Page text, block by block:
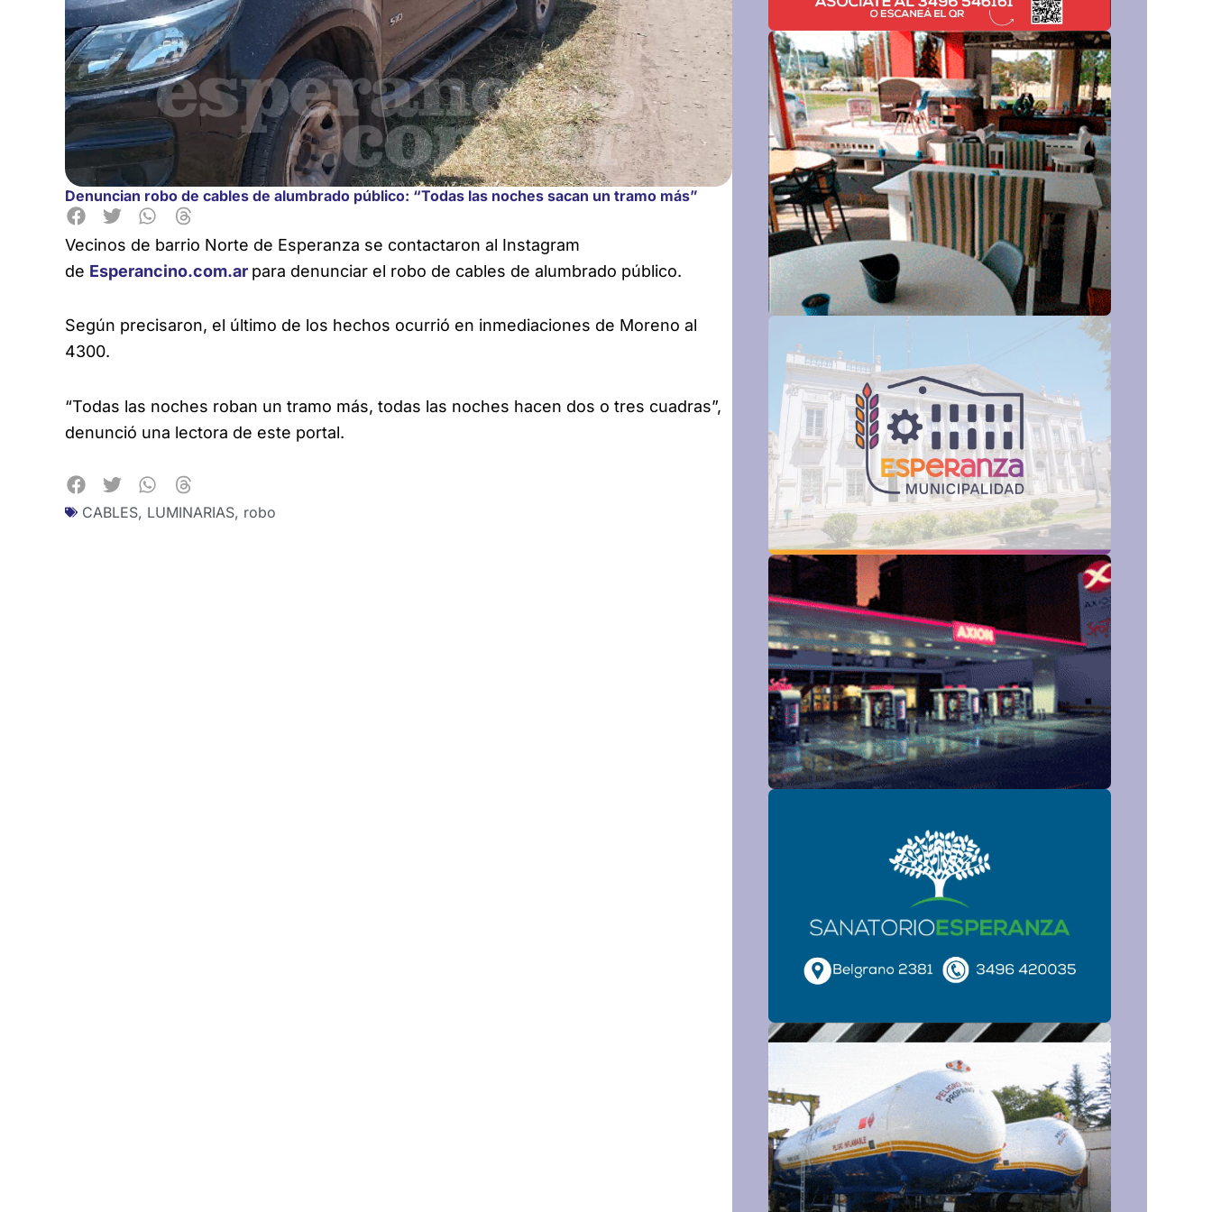
Denuncian robo de cables de alumbrado público: “Todas las noches sacan un tramo más”
Vecinos de barrio Norte de Esperanza se contactaron al Instagram
de Esperancino.com.ar para denunciar el robo de cables de alumbrado público.
Según precisaron, el último de los hechos ocurrió en inmediaciones de Moreno al
4300.
“Todas las noches roban un tramo más, todas las noches hacen dos o tres cuadras”,
denunció una lectora de este portal.
CABLES, LUMINARIAS, robo